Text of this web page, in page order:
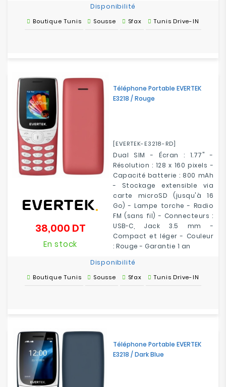
Disponibilité
Boutique Tunis Sousse Sfax Tunis Drive-IN
Téléphone Portable EVERTEK
E3218 / Rouge
[EVERTEK-E3218-RD]
Dual SIM - Écran : 1.77" -
Résolution : 128 x 160 pixels -
Capacité batterie : 800 mAh
- Stockage extensible via
carte microSD (jusqu'à 16
Go) - Lampe torche - Radio
FM (sans fil) - Connecteurs :
USB-C, Jack 3.5 mm -
Compact et léger - Couleur
: Rouge - Garantie 1 an
38,000 DTPrix
En stock
Disponibilité
Boutique Tunis Sousse Sfax Tunis Drive-IN
Téléphone Portable EVERTEK
E3218 / Dark Blue